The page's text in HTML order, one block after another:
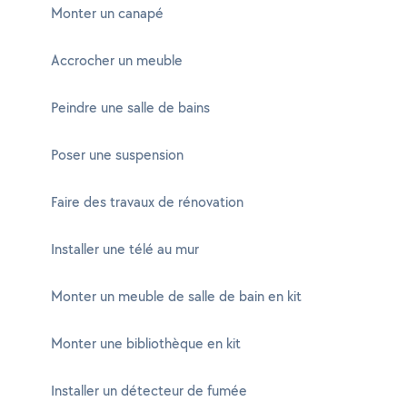
Monter un canapé
Accrocher un meuble
Peindre une salle de bains
Poser une suspension
Faire des travaux de rénovation
Installer une télé au mur
Monter un meuble de salle de bain en kit
Monter une bibliothèque en kit
Installer un détecteur de fumée